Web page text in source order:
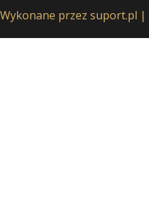
Wykonane przez suport.pl |